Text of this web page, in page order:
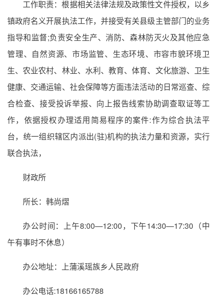
工作职责：根据相关法律法规及政策性文件授权，以乡
镇政府名义开展执法工作，并接受有关县级主管部门的业务
指导和监督;负责安全生产、消防、森林防灭火及其他应急
管理、自然资源、市场监管、生态环境、市容市貌环境卫
生、农业农村、林业、水利、教育、体育、文化旅游、卫生
健康、交通运输、社会保障等方面违法活动的日常巡查、综
合检查、接受投诉举报、向上报告线索协助调查取证等工
作，依据授权办理适用简易程序的案件:作为综合执法平
台，统一组织辖区内派出(驻)机构的执法力量和资源，实行
联合执法，
财政所
所长：韩尚熠
办公时间：上午8:00—12:00，下午14:30—17:30（中
午有事时不休息）
办公地址：上蒲溪瑶族乡人民政府
办公电话:18166165788